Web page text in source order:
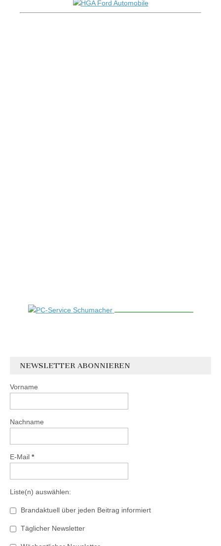
NEWSLETTER ABONNIEREN
Vorname
Nachname
E-Mail *
Liste(n) auswählen:
Brandaktuell über jeden Beitrag informiert
Täglicher Newsletter